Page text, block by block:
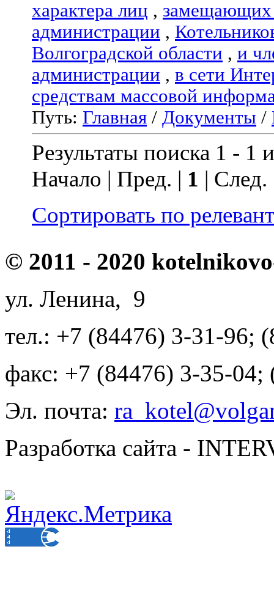
характера лиц , замещающих
администрации ,
Волгоградской области , и
администрации , в сети
средствам массовой
Путь: Главная / Документы /
Результаты поиска 1 - 1
Начало | Пред. | 1 |
Сортировать по
© 2011 - 2020
ул. Ленина, 9
тел.: +7 (84476) 3-31-96;
факс: +7 (84476) 3-35-04;
Эл. почта:
Разработка сайта -